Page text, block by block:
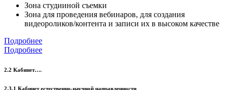
Зона студииной съемки
Зона для проведения вебинаров, для создания
видеороликов/контента и записи их в высоком качестве
Подробнее
Подробнее
2.2 Кабинет….
2.3.1 Кабинет естественно-научной направленности